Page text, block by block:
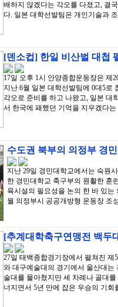
배하지 않겠다는 각오를 다졌고, 결
다. 일본 대학선발팀은 개인기술과
[덴소컵] 한일 비산벌 대첩
17일 오후 1시 안양종합운동장은 제
지난 6월 일본 대학선발팀에 0대5로
각오로 준비를 하고 나왔고, 일본 대
서 한국에 패했던 기억을 지우겠다
수도권 북부의 의정부 경
지난 29일 경민대학교에서는 숙원
한 경민대학교 축구부의 원활한 훈
육시설의 필요성을 논의 한 바 있는
월 의정부시 공공개방형 운동장 조
[추계대학축구연맹전 백두
27일 태백종합경기장에서 펼쳐진
와 대구예술대의 경기에서 울산대는
술대를 몰아쳤지만 세 차례나 골대
너지면서 5년 만에 잡은 우승의 기